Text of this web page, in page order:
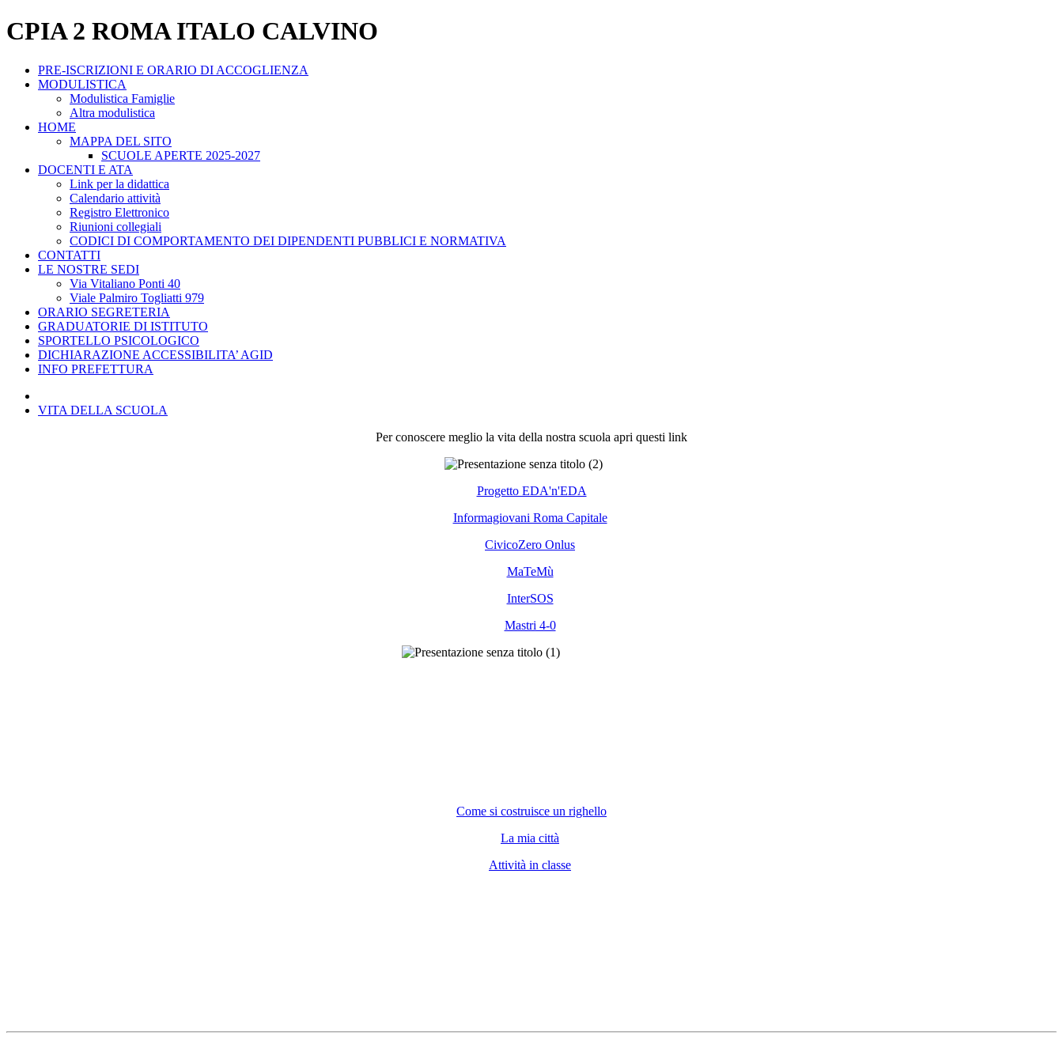
CPIA 2 ROMA ITALO CALVINO
PRE-ISCRIZIONI E ORARIO DI ACCOGLIENZA
MODULISTICA
Modulistica Famiglie
Altra modulistica
HOME
MAPPA DEL SITO
SCUOLE APERTE 2025-2027
DOCENTI E ATA
Link per la didattica
Calendario attività
Registro Elettronico
Riunioni collegiali
CODICI DI COMPORTAMENTO DEI DIPENDENTI PUBBLICI E NORMATIVA
CONTATTI
LE NOSTRE SEDI
Via Vitaliano Ponti 40
Viale Palmiro Togliatti 979
ORARIO SEGRETERIA
GRADUATORIE DI ISTITUTO
SPORTELLO PSICOLOGICO
DICHIARAZIONE ACCESSIBILITA’ AGID
INFO PREFETTURA
VITA DELLA SCUOLA
Per conoscere meglio la vita della nostra scuola apri questi link
Progetto EDA'n'EDA
Informagiovani Roma Capitale
CivicoZero Onlus
MaTeMù
InterSOS
Mastri 4-0
Come si costruisce un righello
La mia città
Attività in classe